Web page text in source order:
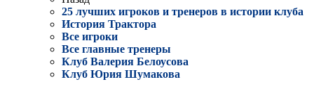
25 лучших игроков и тренеров в истории клуба
История Трактора
Все игроки
Все главные тренеры
Клуб Валерия Белоусова
Клуб Юрия Шумакова